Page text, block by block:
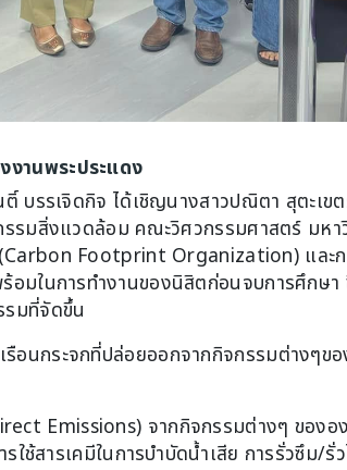
งานพระประแดง
บรรเจิดกิจ ได้เชิญนางสาวปณิตา สุตะเข
รมสิ่งแวดล้อม คณะวิศวกรรมศาสตร์ มหา
(Carbon Footprint Organization) แล
มในการทำงานของนิสิตก่อนจบการศึกษ
รมที่จัดขึ้น
กระจกที่ปล่อยออกจากกิจกรรมต่างๆขอ
Emissions) จากกิจกรรมต่างๆ ขององ
ใช้สารเคมีในการบำบัดน้ำเสีย การรั่วซึม/